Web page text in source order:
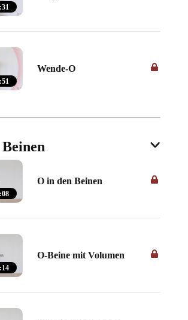
Wende-O
O in den Beinen
O-Beine mit Volumen